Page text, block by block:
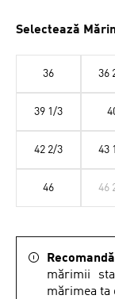
Selectează
36 36
39 1/3
42 2/3 43
46 46
mărimii
mărimea ta